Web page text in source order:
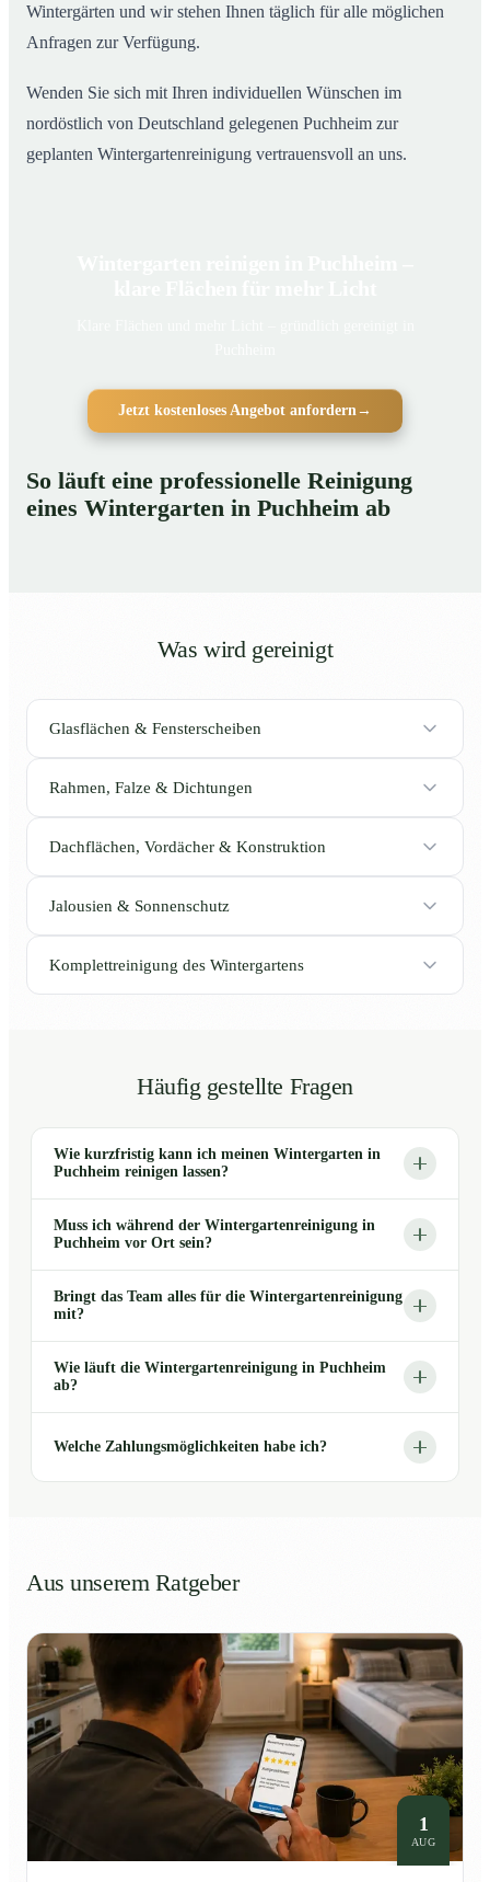
Wintergärten und wir stehen Ihnen täglich für alle möglichen
Anfragen zur Verfügung.
Wenden Sie sich mit Ihren individuellen Wünschen im
nordöstlich von Deutschland gelegenen Puchheim zur
geplanten Wintergartenreinigung vertrauensvoll an uns.
Jetzt kostenloses Angebot anfordern→
So läuft eine professionelle Reinigung
eines Wintergarten in Puchheim ab
Was wird gereinigt
Glasflächen & Fensterscheiben
Rahmen, Falze & Dichtungen
Dachflächen, Vordächer & Konstruktion
Jalousien & Sonnenschutz
Komplettreinigung des Wintergartens
Häufig gestellte Fragen
Wie kurzfristig kann ich meinen Wintergarten in
Puchheim reinigen lassen?
Muss ich während der Wintergartenreinigung in
Puchheim vor Ort sein?
Bringt das Team alles für die Wintergartenreinigung
mit?
Wie läuft die Wintergartenreinigung in Puchheim
ab?
Welche Zahlungsmöglichkeiten habe ich?
Aus unserem Ratgeber
1
AUG